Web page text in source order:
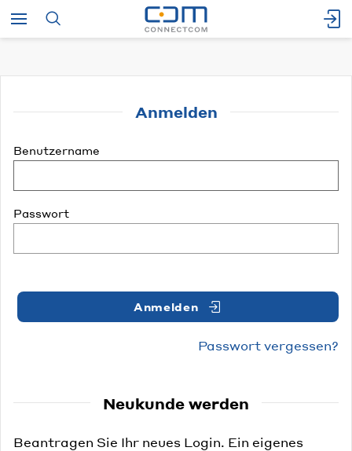
Anmelden
Benutzername
Passwort
Anmelden
Passwort vergessen?
Neukunde werden
Beantragen Sie Ihr neues Login. Ein eigenes